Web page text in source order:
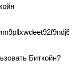
Биткойн?